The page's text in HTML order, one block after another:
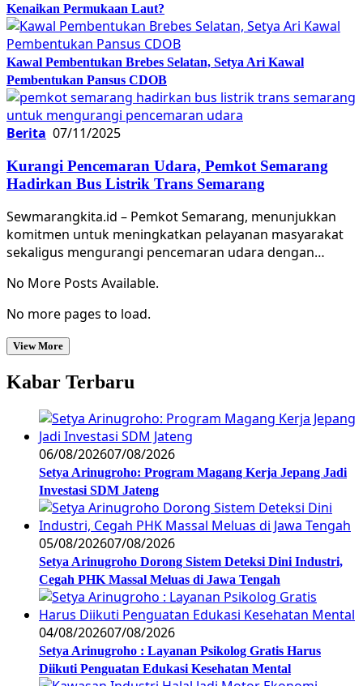
Kenaikan Permukaan Laut?
Kawal Pembentukan Brebes Selatan, Setya Ari Kawal
Pembentukan Pansus CDOB
Berita 07/11/2025
Kurangi Pencemaran Udara, Pemkot Semarang
Hadirkan Bus Listrik Trans Semarang
Sewmarangkita.id – Pemkot Semarang, menunjukkan
komitmen untuk meningkatkan pelayanan masyarakat
sekaligus mengurangi pencemaran udara dengan…
No More Posts Available.
No more pages to load.
View More
Kabar Terbaru
06/08/202607/08/2026
Setya Arinugroho: Program Magang Kerja Jepang Jadi
Investasi SDM Jateng
05/08/202607/08/2026
Setya Arinugroho Dorong Sistem Deteksi Dini Industri,
Cegah PHK Massal Meluas di Jawa Tengah
04/08/202607/08/2026
Setya Arinugroho : Layanan Psikolog Gratis Harus
Diikuti Penguatan Edukasi Kesehatan Mental